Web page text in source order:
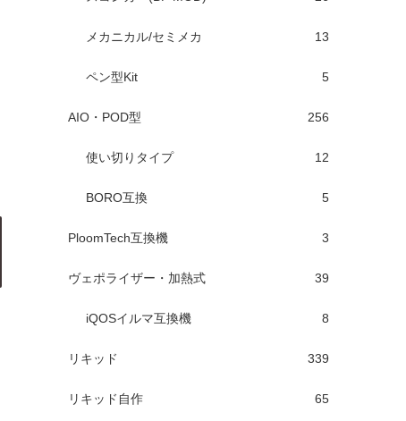
メカニカル/セミメカ 13
ペン型Kit 5
AIO・POD型 256
使い切りタイプ 12
BORO互換 5
PloomTech互換機 3
ヴェポライザー・加熱式 39
iQOSイルマ互換機 8
リキッド 339
リキッド自作 65